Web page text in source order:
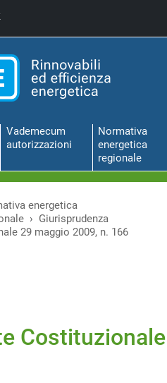
Vademecum
autorizzazioni
Normativa
energetica
regionale
energetica
Giurisprudenza
29 maggio 2009, n. 166